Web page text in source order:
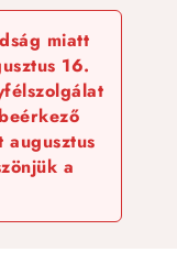
miatt
16.
augusztus
a